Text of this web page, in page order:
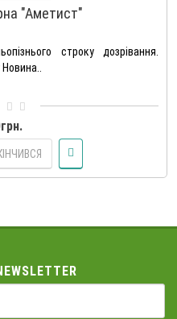
"Аметист"
строку дозрівання.